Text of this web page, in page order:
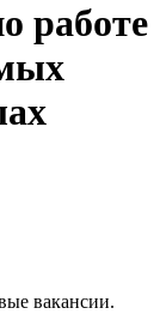
работе
вакансии.